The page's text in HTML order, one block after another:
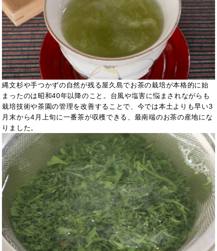
縄文杉や手つかずの自然が残る屋久島でお茶の栽培が本格的に始
まったのは昭和40年以降のこと。台風や塩害に悩まされながらも
栽培技術や茶園の管理を改善することで、今では本土よりも早い3
月末から4月上旬に一番茶が収穫できる、最南端のお茶の産地にな
りました。